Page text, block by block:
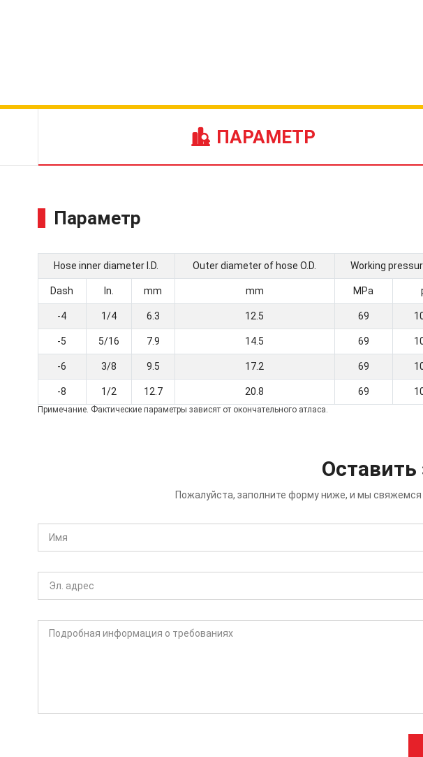
ПАРАМЕТР
Параметр
Hose inner diameter I.D. Outer diameter of hose O.D. Working
Dash In. mm mm MPa
-4 1/4 6.3 12.5 69
-5 5/16 7.9 14.5 69
-6 3/8 9.5 17.2 69
-8 1/2 12.7 20.8 69
Примечание. Фактические параметры зависят от окончательного атласа.
Оставить
Пожалуйста, заполните форму ниже, и мы